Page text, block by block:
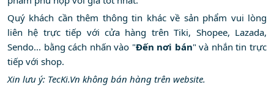
Quý khách cần thêm thông tin khác về sản phẩm vui lòng
liên hệ trực tiếp với cửa hàng trên Tiki, Shopee, Lazada,
Sendo... bằng cách nhấn vào "Đến nơi bán" và nhắn tin trực
tiếp với shop.
Xin lưu ý: TecKi.Vn không bán hàng trên website.